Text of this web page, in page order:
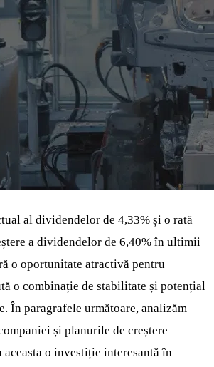
al dividendelor de 4,33% și o rată
a dividendelor de 6,40% în ultimii
o oportunitate atractivă pentru
o combinație de stabilitate și potențial
În paragrafele următoare, analizăm
și planurile de creștere
o investiție interesantă în